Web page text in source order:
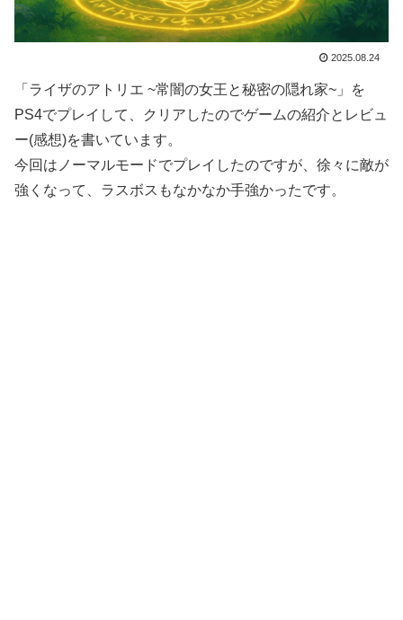
2025.08.24
「ライザのアトリエ ~常闇の女王と秘密の隠れ家~」を
PS4でプレイして、クリアしたのでゲームの紹介とレビュ
ー(感想)を書いています。
今回はノーマルモードでプレイしたのですが、徐々に敵が
強くなって、ラスボスもなかなか手強かったです。